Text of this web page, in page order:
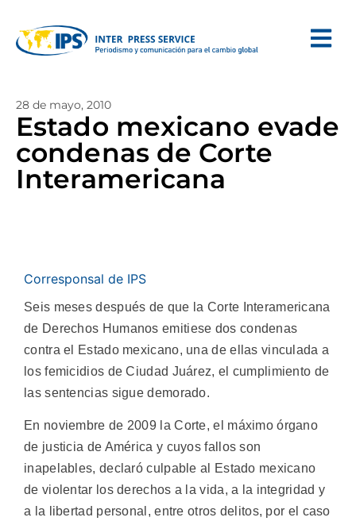
28 de mayo, 2010
Estado mexicano evade
condenas de Corte
Interamericana
Corresponsal de IPS
Seis meses después de que la Corte Interamericana
de Derechos Humanos emitiese dos condenas
contra el Estado mexicano, una de ellas vinculada a
los femicidios de Ciudad Juárez, el cumplimiento de
las sentencias sigue demorado.
En noviembre de 2009 la Corte, el máximo órgano
de justicia de América y cuyos fallos son
inapelables, declaró culpable al Estado mexicano
de violentar los derechos a la vida, a la integridad y
a la libertad personal, entre otros delitos, por el caso